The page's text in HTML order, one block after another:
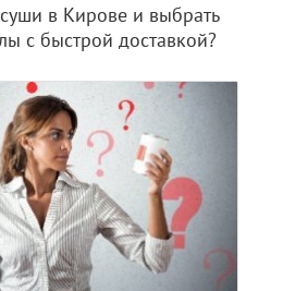
суши в Кирове и выбрать
с быстрой доставкой?